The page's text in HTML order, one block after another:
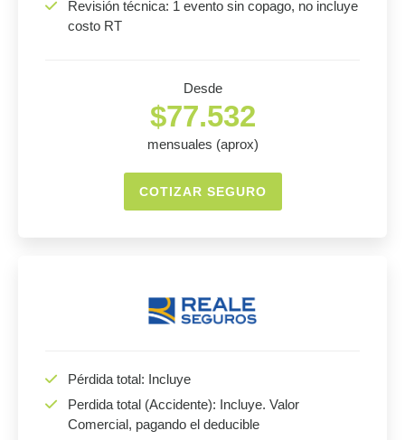
Revisión técnica: 1 evento sin copago, no incluye
costo RT
Desde
$77.532
mensuales (aprox)
COTIZAR SEGURO
Pérdida total: Incluye
Perdida total (Accidente): Incluye. Valor
Comercial, pagando el deducible